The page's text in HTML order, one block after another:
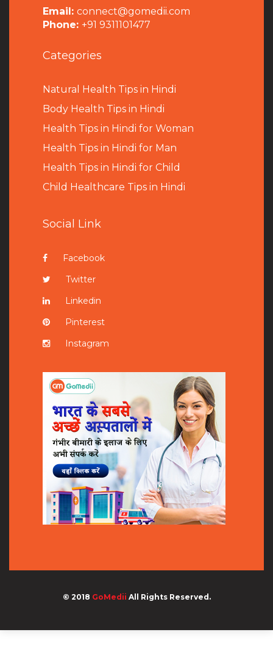
Email: connect@gomedii.com
Phone: +91 9311101477
Categories
Natural Health Tips in Hindi
Body Health Tips in Hindi
Health Tips in Hindi for Woman
Health Tips in Hindi for Man
Health Tips in Hindi for Child
Child Healthcare Tips in Hindi
Social Link
Facebook
Twitter
Linkedin
Pinterest
Instagram
© 2018 GoMedii All Rights Reserved.